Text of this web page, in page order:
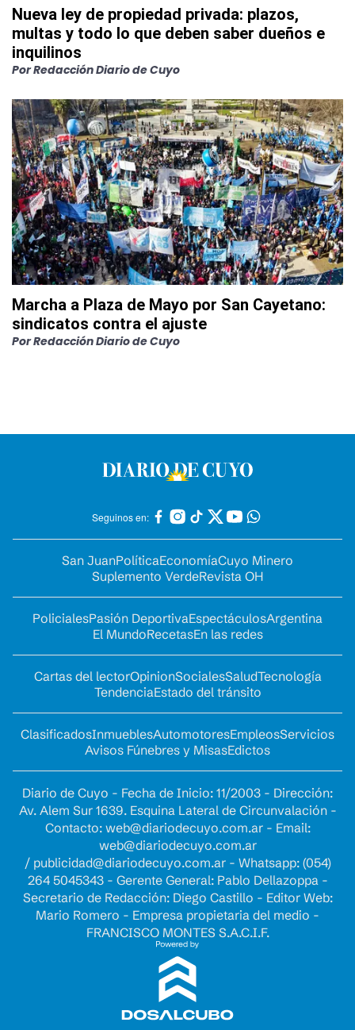
Nueva ley de propiedad privada: plazos,
multas y todo lo que deben saber dueños e
inquilinos
PorRedacción Diario de Cuyo
Marcha a Plaza de Mayo por San Cayetano:
sindicatos contra el ajuste
PorRedacción Diario de Cuyo
Seguinos en:
San JuanPolíticaEconomíaCuyo Minero
Suplemento VerdeRevista OH
PolicialesPasión DeportivaEspectáculosArgentina
El MundoRecetasEn las redes
Cartas del lectorOpinionSocialesSaludTecnología
TendenciaEstado del tránsito
ClasificadosInmueblesAutomotoresEmpleosServicios
Avisos Fúnebres y MisasEdictos
Diario de Cuyo - Fecha de Inicio: 11/2003 - Dirección:
Av. Alem Sur 1639. Esquina Lateral de Circunvalación -
Contacto: web@diariodecuyo.com.ar- Email:
web@diariodecuyo.com.ar
/ publicidad@diariodecuyo.com.ar- Whatsapp: (054)
264 5045343 - Gerente General: Pablo Dellazoppa -
Secretario de Redacción: Diego Castillo - Editor Web:
Mario Romero - Empresa propietaria del medio -
FRANCISCO MONTES S.A.C.I.F.